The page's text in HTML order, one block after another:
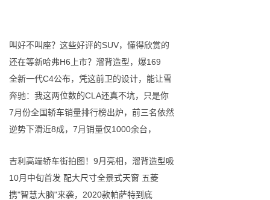
叫好不叫座？这些好评的SUV，懂得欣赏的
还在等新哈弗H6上市？溜背造型，爆169
全新一代C4公布，凭这前卫的设计，能让雪
奔驰：我这两位数的CLA还真不坑，只是你
7月份全国轿车销量排行榜出炉，前三名依然
逆势下滑近8成，7月销量仅1000余台，
吉利高端轿车街拍图！9月亮相，溜背造型吸
10月中旬首发 配大尺寸全景式天窗 五菱
携"智慧大脑"来袭，2020款帕萨特到底